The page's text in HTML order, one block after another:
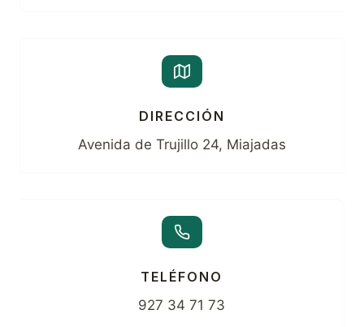
DIRECCIÓN
Avenida de Trujillo 24, Miajadas
TELÉFONO
927 34 71 73